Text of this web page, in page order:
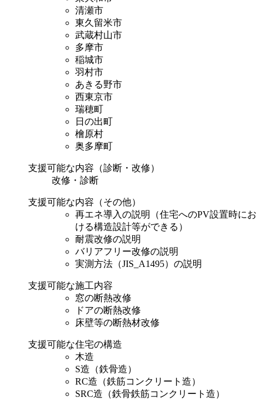
清瀬市
東久留米市
武蔵村山市
多摩市
稲城市
羽村市
あきる野市
西東京市
瑞穂町
日の出町
檜原村
奥多摩町
支援可能な内容（診断・改修）
改修・診断
支援可能な内容（その他）
再エネ導入の説明（住宅へのPV設置時にお
ける構造設計等ができる）
耐震改修の説明
バリアフリー改修の説明
実測方法（JIS_A1495）の説明
支援可能な施工内容
窓の断熱改修
ドアの断熱改修
床壁等の断熱材改修
支援可能な住宅の構造
木造
S造（鉄骨造）
RC造（鉄筋コンクリート造）
SRC造（鉄骨鉄筋コンクリート造）